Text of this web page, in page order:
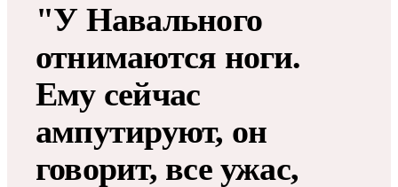
"У Навального
отнимаются ноги.
Ему сейчас
ампутируют, он
говорит, все ужас,